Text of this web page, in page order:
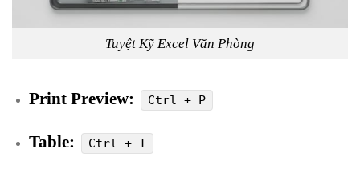
Tuyệt Kỹ Excel Văn Phòng
Print Preview: Ctrl + P
Table: Ctrl + T